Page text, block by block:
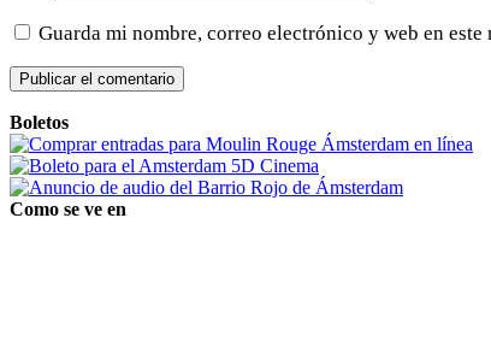
Guarda mi nombre, correo electrónico y web en
Boletos
Como se ve en